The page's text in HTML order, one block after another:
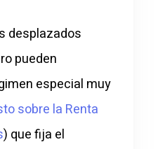
desplazados
pueden
especial muy
sobre la Renta
) que fija el